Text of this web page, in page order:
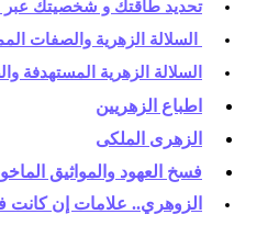
تحديد طاقتك و شخصيتك عبر
السلالة الزهرية والصفات
السلالة الزهرية المستهدفة
اطباع الزهريين
الزهرى الملكى
فسخ العهود والمواثيق
الزوهري.. علامات إن